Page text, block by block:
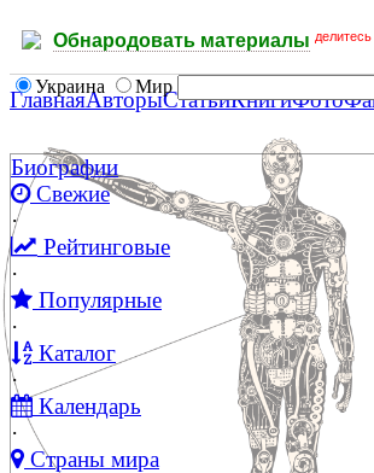
Обнародовать материалы
Украина Мир
ГлавнаяАвторыСтатьиКнигиФото
Биографии
Свежие
·
Рейтинговые
·
Популярные
·
Каталог
·
Календарь
·
Страны мира